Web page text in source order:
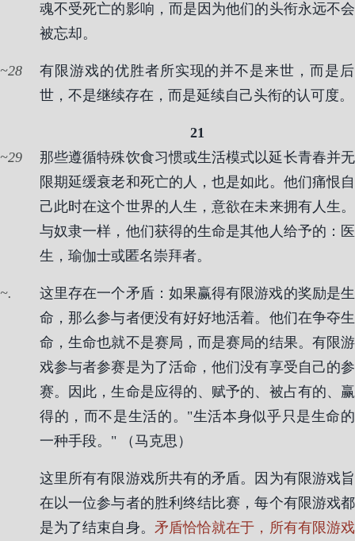
魂不受死亡的影响，而是因为他们的头衔永远不会
被忘却。
28
有限游戏的优胜者所实现的并不是来世，而是后
世，不是继续存在，而是延续自己头衔的认可度。
21
29
那些遵循特殊饮食习惯或生活模式以延长青春并无
限期延缓衰老和死亡的人，也是如此。他们痛恨自
己此时在这个世界的人生，意欲在未来拥有人生。
与奴隶一样，他们获得的生命是其他人给予的：医
生，瑜伽士或匿名崇拜者。
.
这里存在一个矛盾：如果赢得有限游戏的奖励是生
命，那么参与者便没有好好地活着。他们在争夺生
命，生命也就不是赛局，而是赛局的结果。有限游
戏参与者参赛是为了活命，他们没有享受自己的参
赛。因此，生命是应得的、赋予的、被占有的、赢
得的，而不是生活的。"生活本身似乎只是生命的
一种手段。" （马克思）
这里所有有限游戏所共有的矛盾。因为有限游戏旨
在以一位参与者的胜利终结比赛，每个有限游戏都
是为了结束自身。 矛盾恰恰就在于，所有有限游戏